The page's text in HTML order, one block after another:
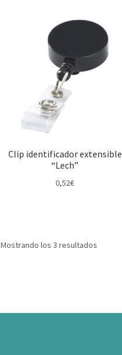
Clip identificador extensible
“Lech”
0,52€
Mostrando los 3 resultados